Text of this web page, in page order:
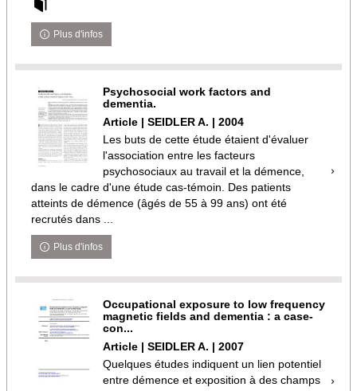
Plus d'infos
Psychosocial work factors and
dementia.
Article | SEIDLER A. | 2004
Les buts de cette étude étaient d'évaluer
l'association entre les facteurs
psychosociaux au travail et la démence,
dans le cadre d'une étude cas-témoin. Des patients
atteints de démence (âgés de 55 à 99 ans) ont été
recrutés dans ...
Plus d'infos
Occupational exposure to low frequency
magnetic fields and dementia : a case-
con...
Article | SEIDLER A. | 2007
Quelques études indiquent un lien potentiel
entre démence et exposition à des champs